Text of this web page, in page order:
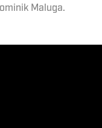
Maluga.